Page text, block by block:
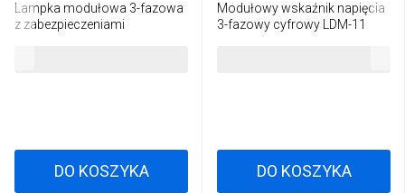
Lampka modułowa 3-fazowa
z zabezpieczeniami
DO KOSZYKA
Modułowy wskaźnik napięcia
3-fazowy cyfrowy LDM-11
DO KOSZYKA